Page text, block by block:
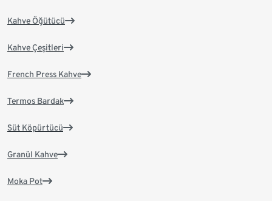
Kahve Öğütücü
Kahve Çeşitleri
French Press Kahve
Termos Bardak
Süt Köpürtücü
Granül Kahve
Moka Pot